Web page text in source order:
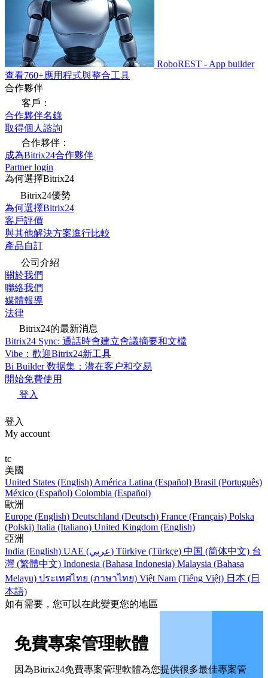
RoboREST - App builder
查看760+應用程式與整合工具
合作夥伴
客戶：
合作夥伴名錄
取得個人諮詢
合作夥伴：
成為Bitrix24合作夥伴
Partner login
為何選擇Bitrix24
Bitrix24優勢
為何選擇Bitrix24
客戶評價
與其他解決方案進行比較
產品自訂
公司介紹
關於我們
聯絡我們
媒體報導
法律
Bitrix24的最新消息
Bitrix24 Sync: 通話時會建立會議摘要和文檔
Vibe：歡迎Bitrix24新工具
Bi Builder 数据集：潜在客户和交易
開始免費使用
登入
登入
My account
tc
美國
United States (English) América Latina (Español) Brasil (Português)
México (Español) Colombia (Español)
歐洲
Europe (English) Deutschland (Deutsch) France (Français) Polska
(Polski) Italia (Italiano) United Kingdom (English)
亞洲
India (English)
UAE (عربي) Türkiye (Türkçe) 中国 (简体中文) 台
灣 (繁體中文) Indonesia (Bahasa Indonesia) Malaysia (Bahasa
Melayu) ประเทศไทย (ภาษาไทย) Việt Nam (Tiếng Việt) 日本 (日
本語)
如有需要，您可以在此變更您的地區
免費專案管理軟體
因為Bitrix24免費專案管理軟體為您提供很多最佳專案管